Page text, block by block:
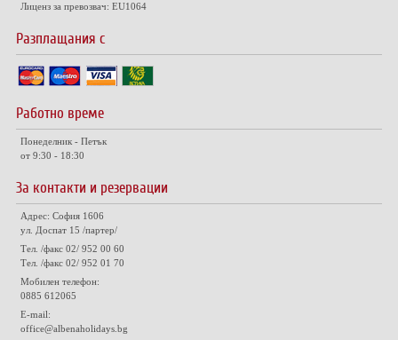
Лиценз за превозвач: EU1064
Разплащания с
Работно време
Понеделник - Петък
от 9:30 - 18:30
За контакти и резервации
Адрес: София 1606
ул. Доспат 15 /партер/
Тел. /факс 02/ 952 00 60
Тел. /факс 02/ 952 01 70
Мобилен телефон:
0885 612065
E-mail:
office@albenaholidays.bg